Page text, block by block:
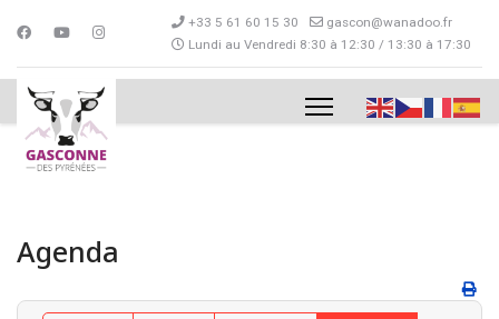
+33 5 61 60 15 30
gascon@wanadoo.fr
Lundi au Vendredi 8:30 à 12:30 / 13:30 à 17:30
Agenda